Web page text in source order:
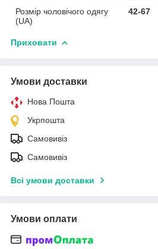
Розмір чоловічого одягу
(UA)
42-67
Приховати
Умови доставки
Нова Пошта
Укрпошта
Самовивіз
Самовивіз
Всі умови доставки
Умови оплати